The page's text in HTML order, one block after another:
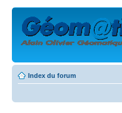
Index du forum